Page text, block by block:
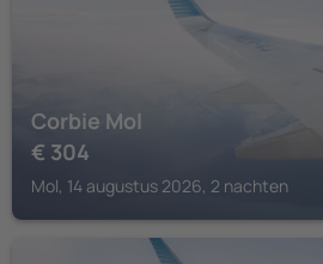
Corbie Mol
€ 304
Mol, 14 augustus 2026, 2 nachten